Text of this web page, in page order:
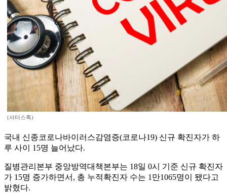
(셔터스톡)
국내 신종코로나바이러스감염증(코로나19) 신규 확진자가 하
루 사이 15명 늘어났다.
질병관리본부 중앙방역대책본부는 18일 0시 기준 신규 확진자
가 15명 증가하면서, 총 누적확진자 수는 1만1065명이 됐다고
밝혔다.